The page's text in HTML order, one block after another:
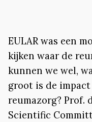
EULAR was een
kijken waar de
kunnen we wel,
groot is de
reumazorg? Prof.
Scientific